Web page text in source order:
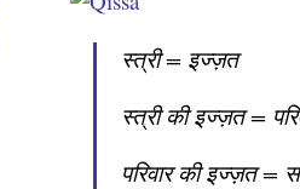
स्त्री = इज्ज़त
स्त्री की इज्ज़त =
परिवार की इज्ज़त =